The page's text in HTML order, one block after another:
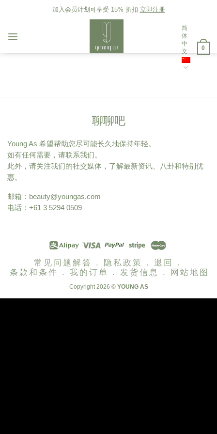
加入会员计划可享受 15% 折扣 立即注册
简
体
中
文
0
聊聊吧
Young As 希望帮助您尽可能长久地保持年轻。
如有任何需要，请联系我们。
此外，请关注我们的社交媒体，了解最新资讯、八卦和特别优
惠。
邮箱： beauty@youngas.com
电话：+61 3 5294 0509
常见问题解答 . 隐私政策 .
退回 .
条款和条件 .
我的订单 . 发货信息 . 网站地图
Copyright 2026 © YOUNG AS